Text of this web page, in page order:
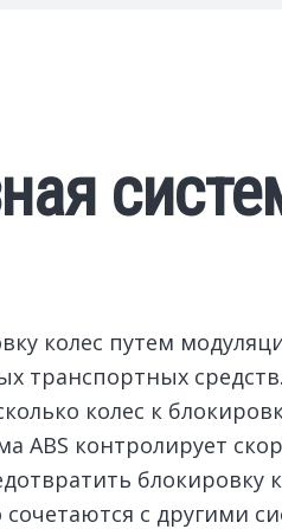
колес путем
транспортных
колес к
ABS контролирует
блокировку
с другими